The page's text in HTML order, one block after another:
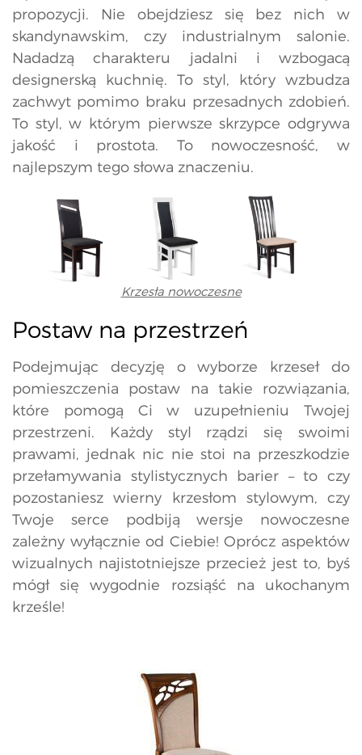
propozycji. Nie obejdziesz się bez nich w
skandynawskim, czy industrialnym salonie.
Nadadzą charakteru jadalni i wzbogacą
designerską kuchnię. To styl, który wzbudza
zachwyt pomimo braku przesadnych zdobień.
To styl, w którym pierwsze skrzypce odgrywa
jakość i prostota. To nowoczesność, w
najlepszym tego słowa znaczeniu.
Krzesła nowoczesne
Postaw na przestrzeń
Podejmując decyzję o wyborze krzeseł do
pomieszczenia postaw na takie rozwiązania,
które pomogą Ci w uzupełnieniu Twojej
przestrzeni. Każdy styl rządzi się swoimi
prawami, jednak nic nie stoi na przeszkodzie
przełamywania stylistycznych barier – to czy
pozostaniesz wierny krzesłom stylowym, czy
Twoje serce podbiją wersje nowoczesne
zależny wyłącznie od Ciebie! Oprócz aspektów
wizualnych najistotniejsze przecież jest to, byś
mógł się wygodnie rozsiąść na ukochanym
krześle!